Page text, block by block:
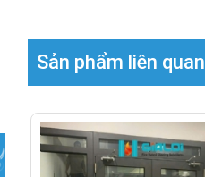
Sản phẩm liên quan